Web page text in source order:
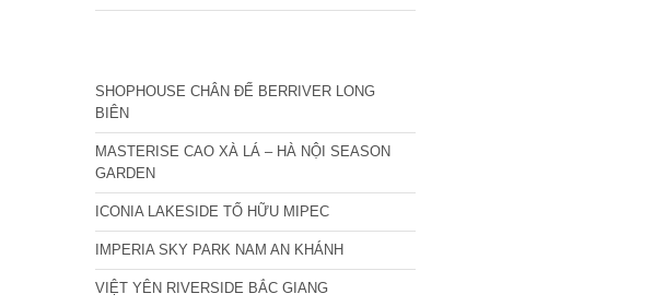
SHOPHOUSE CHÂN ĐẾ BERRIVER LONG
BIÊN
MASTERISE CAO XÀ LÁ – HÀ NỘI SEASON
GARDEN
ICONIA LAKESIDE TỐ HỮU MIPEC
IMPERIA SKY PARK NAM AN KHÁNH
VIỆT YÊN RIVERSIDE BẮC GIANG